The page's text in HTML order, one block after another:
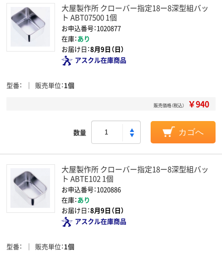
大屋製作所 クローバー指定18ー8深型組バッ
ト ABT07500 1個
お申込番号：1020877
在庫：あり
お届け日：8月9日（日）
アスクル在庫商品
型番 販売単位 1個
販売価格（税込） ￥940
数量 カゴへ
大屋製作所 クローバー指定18ー8深型組バッ
ト ABTE102 1個
お申込番号：1020886
在庫：あり
お届け日：8月9日（日）
アスクル在庫商品
型番 販売単位 1個